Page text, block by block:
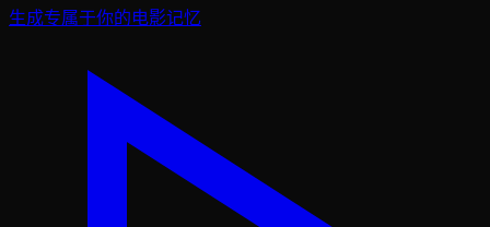
生成专属于你的电影记忆